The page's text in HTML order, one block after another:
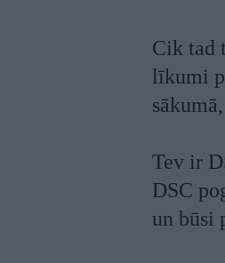
Cik tad
līkumi
Tev ir
DSC
un būsi